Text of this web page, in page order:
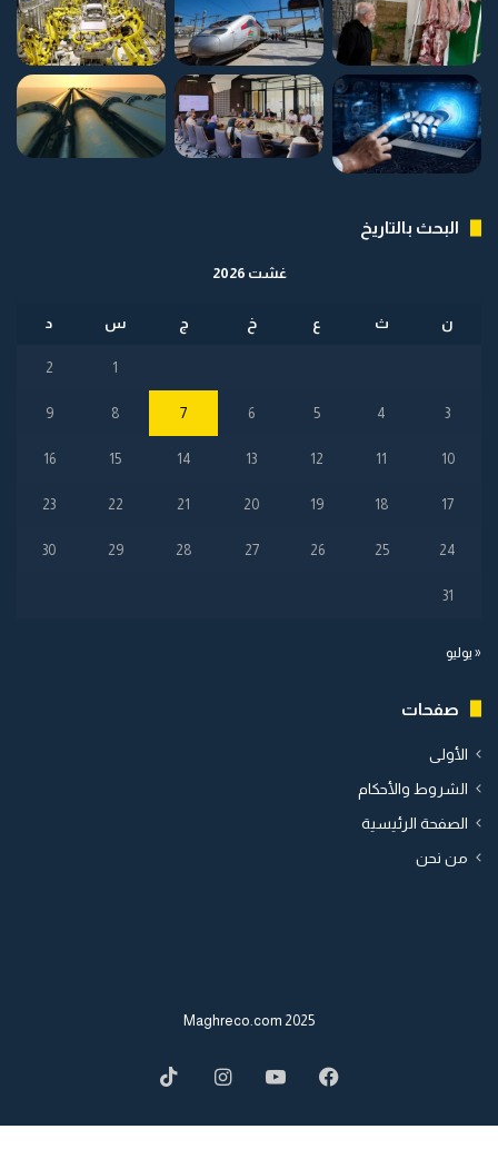
البحث بالتاريخ
غشت 2026
ن ث ع خ ج س د
1
2
3
4
5
6
7
8
9
10
11
12
13
14
15
16
17
18
19
20
21
22
23
24
25
26
27
28
29
30
31
« يوليو
صفحات
الأولى
الشروط والأحكام
الصفحة الرئيسية
من نحن
2025 Maghreco.com
Facebook
YouTube
Instagram